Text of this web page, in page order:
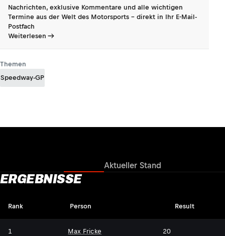
Nachrichten, exklusive Kommentare und alle wichtigen
Termine aus der Welt des Motorsports - direkt in Ihr E-Mail-
Postfach
Weiterlesen
Themen
Speedway-GP
Aktueller Stand
ERGEBNISSE
Rank Person Result
1 Max Fricke 20